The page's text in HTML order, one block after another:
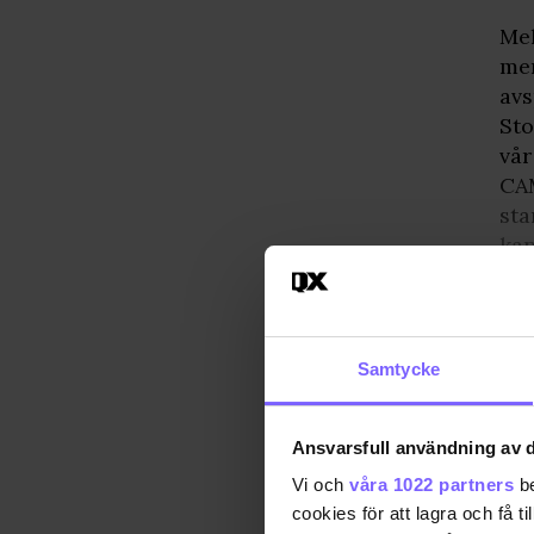
Samtycke
Ansvarsfull användning av
Vi och våra 1022 partners
cookies för att lagra och få